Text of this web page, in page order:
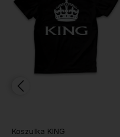
Koszulka HALLO